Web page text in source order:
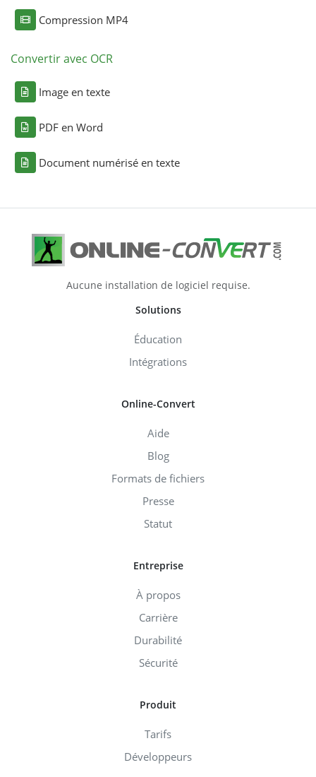
Compression MP4
Convertir avec OCR
Image en texte
PDF en Word
Document numérisé en texte
Aucune installation de logiciel requise.
Solutions
Éducation
Intégrations
Online-Convert
Aide
Blog
Formats de fichiers
Presse
Statut
Entreprise
À propos
Carrière
Durabilité
Sécurité
Produit
Tarifs
Développeurs